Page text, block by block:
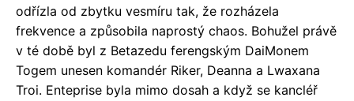
odřízla od zbytku vesmíru tak, že rozházela
frekvence a způsobila naprostý chaos. Bohužel právě
v té době byl z Betazedu ferengským DaiMonem
Togem unesen komandér Riker, Deanna a Lwaxana
Troi. Enteprise byla mimo dosah a když se kancléř